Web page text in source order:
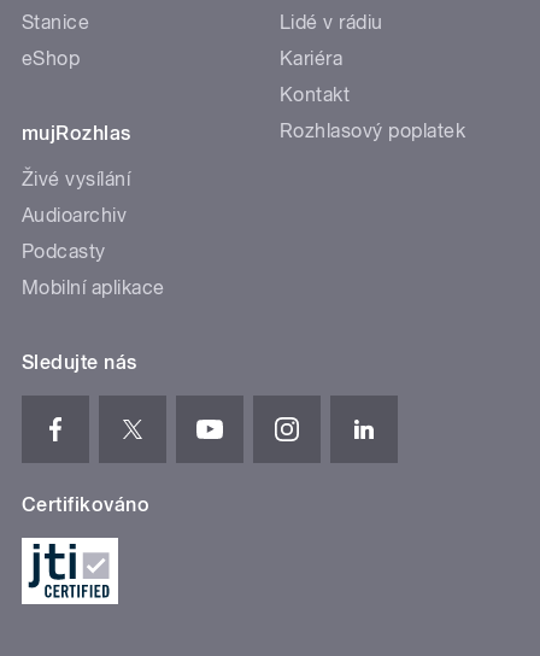
Stanice
eShop
mujRozhlas
Živé vysílání
Audioarchiv
Podcasty
Mobilní aplikace
Lidé v rádiu
Kariéra
Kontakt
Rozhlasový poplatek
Sledujte nás
Certifikováno